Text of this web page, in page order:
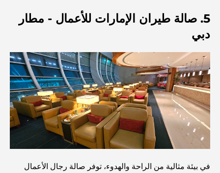
مستشفى في مركز دبي المالي العالمي: رعاية طبية عالمية
المستوى في دبي
البدنية بأسلوب حياة الأعمال
أندر سيارة في العالم: أساطير السيارات التي لا تُقدر بثمن
منصات التداول في الإمارات العربية المتحدة: دليل للمستثمرين
العصريين
5. صالة طيران الإمارات للأعمال - مطار
دبي
في بيئة مثالية من الراحة والهدوء، توفر صالة رجال الأعمال